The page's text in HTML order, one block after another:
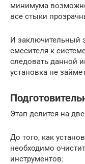
минимума
все стыки
И заключительный
смесителя к
следовать данной
установка не
Этап делится на
До того, как
необходимо
инструментов: